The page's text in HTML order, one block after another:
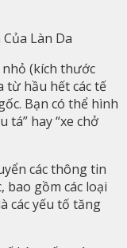
Làn Da
(kích thước
từ hầu hết các tế
Bạn có thể hình
hay “xe chở
các thông tin
bao gồm các loại
các yếu tố tăng